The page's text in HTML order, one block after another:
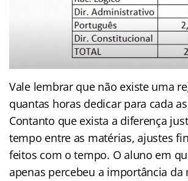
Vale lembrar que não existe uma
quantas horas dedicar para cada
Contanto que exista a diferença
tempo entre as matérias, ajustes
feitos com o tempo. O aluno em
apenas percebeu a importância da